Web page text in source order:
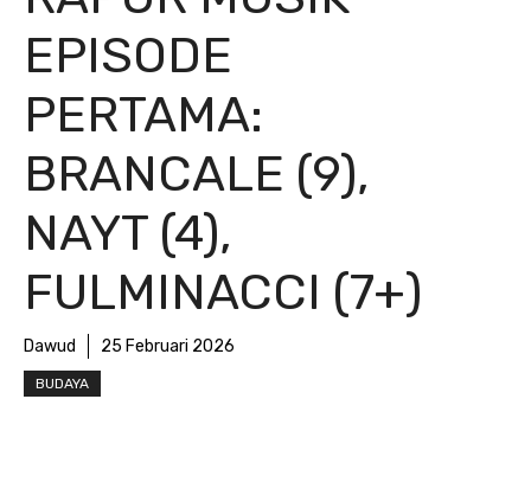
EPISODE
PERTAMA:
BRANCALE (9),
NAYT (4),
FULMINACCI (7+)
Dawud 25 Februari 2026
BUDAYA